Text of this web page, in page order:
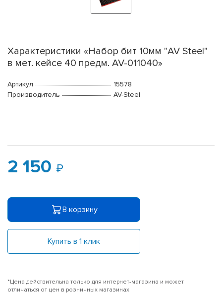
Характеристики «Набор бит 10мм "AV Steel"
в мет. кейсе 40 предм. AV-011040»
Артикул
15578
Производитель
AV-Steel
2 150
В корзину
Купить в 1 клик
*Цена действительна только для интернет-магазина и может
отличаться от цен в розничных магазинах